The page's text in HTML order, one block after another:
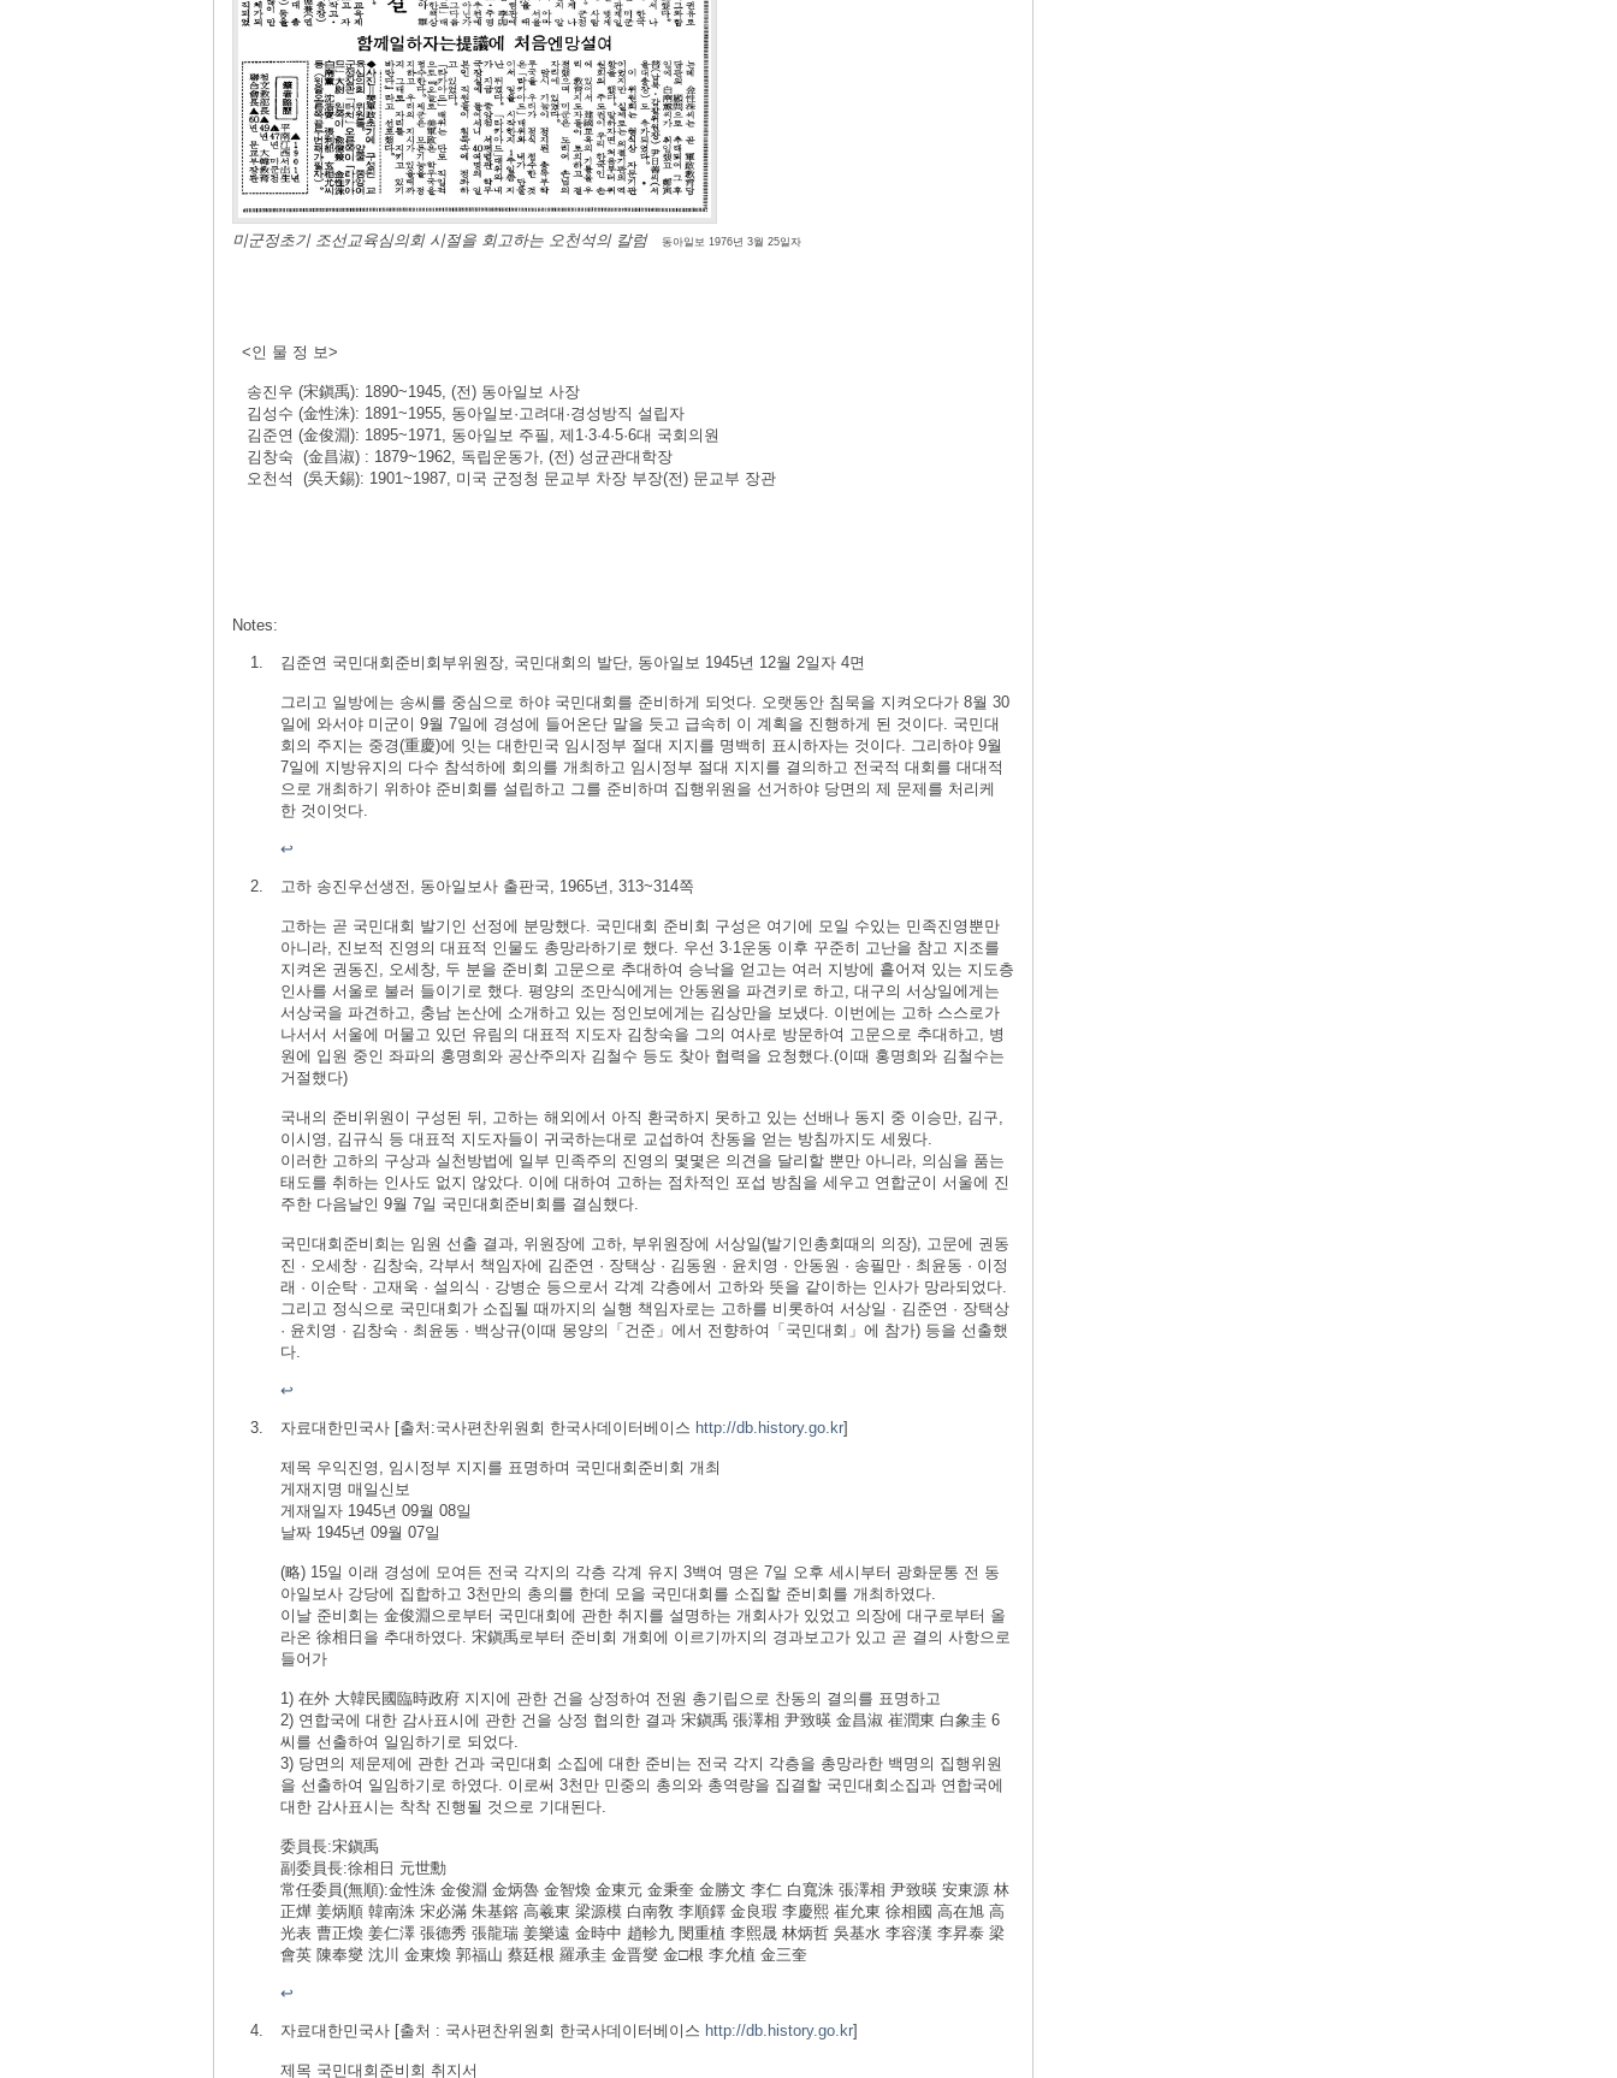
미군정초기 조선교육심의회 시절을 회고하는 오천석의 칼럼 동아일보 1976년 3월 25일자
<인 물 정 보>
송진우 (宋鎭禹): 1890~1945, (전) 동아일보 사장
김성수 (金性洙): 1891~1955, 동아일보·고려대·경성방직 설립자
김준연 (金俊淵): 1895~1971, 동아일보 주필, 제1·3·4·5·6대 국회의원
김창숙 (金昌淑) : 1879~1962, 독립운동가, (전) 성균관대학장
오천석 (吳天錫): 1901~1987, 미국 군정청 문교부 차장 부장(전) 문교부 장관
Notes:
김준연 국민대회준비회부위원장, 국민대회의 발단, 동아일보 1945년 12월 2일자 4면
그리고 일방에는 송씨를 중심으로 하야 국민대회를 준비하게 되엇다. 오랫동안 침묵을 지켜오다가 8월 30
일에 와서야 미군이 9월 7일에 경성에 들어온단 말을 듯고 급속히 이 계획을 진행하게 된 것이다. 국민대
회의 주지는 중경(重慶)에 잇는 대한민국 임시정부 절대 지지를 명백히 표시하자는 것이다. 그리하야 9월
7일에 지방유지의 다수 참석하에 회의를 개최하고 임시정부 절대 지지를 결의하고 전국적 대회를 대대적
으로 개최하기 위하야 준비회를 설립하고 그를 준비하며 집행위원을 선거하야 당면의 제 문제를 처리케
한 것이엇다.
↩
고하 송진우선생전, 동아일보사 출판국, 1965년, 313~314쪽
고하는 곧 국민대회 발기인 선정에 분망했다. 국민대회 준비회 구성은 여기에 모일 수있는 민족진영뿐만
아니라, 진보적 진영의 대표적 인물도 총망라하기로 했다. 우선 3·1운동 이후 꾸준히 고난을 참고 지조를
지켜온 권동진, 오세창, 두 분을 준비회 고문으로 추대하여 승낙을 얻고는 여러 지방에 흩어져 있는 지도층
인사를 서울로 불러 들이기로 했다. 평양의 조만식에게는 안동원을 파견키로 하고, 대구의 서상일에게는
서상국을 파견하고, 충남 논산에 소개하고 있는 정인보에게는 김상만을 보냈다. 이번에는 고하 스스로가
나서서 서울에 머물고 있던 유림의 대표적 지도자 김창숙을 그의 여사로 방문하여 고문으로 추대하고, 병
원에 입원 중인 좌파의 홍명희와 공산주의자 김철수 등도 찾아 협력을 요청했다.(이때 홍명희와 김철수는
거절했다)
국내의 준비위원이 구성된 뒤, 고하는 해외에서 아직 환국하지 못하고 있는 선배나 동지 중 이승만, 김구,
이시영, 김규식 등 대표적 지도자들이 귀국하는대로 교섭하여 찬동을 얻는 방침까지도 세웠다.
이러한 고하의 구상과 실천방법에 일부 민족주의 진영의 몇몇은 의견을 달리할 뿐만 아니라, 의심을 품는
태도를 취하는 인사도 없지 않았다. 이에 대하여 고하는 점차적인 포섭 방침을 세우고 연합군이 서울에 진
주한 다음날인 9월 7일 국민대회준비회를 결심했다.
국민대회준비회는 임원 선출 결과, 위원장에 고하, 부위원장에 서상일(발기인총회때의 의장), 고문에 권동
진 · 오세창 · 김창숙, 각부서 책임자에 김준연 · 장택상 · 김동원 · 윤치영 · 안동원 · 송필만 · 최윤동 · 이정
래 · 이순탁 · 고재욱 · 설의식 · 강병순 등으로서 각계 각층에서 고하와 뜻을 같이하는 인사가 망라되었다.
그리고 정식으로 국민대회가 소집될 때까지의 실행 책임자로는 고하를 비롯하여 서상일 · 김준연 · 장택상
· 윤치영 · 김창숙 · 최윤동 · 백상규(이때 몽양의「건준」에서 전향하여「국민대회」에 참가) 등을 선출했
다.
↩
자료대한민국사 [출처:국사편찬위원회 한국사데이터베이스 http://db.history.go.kr]
제목 우익진영, 임시정부 지지를 표명하며 국민대회준비회 개최
게재지명 매일신보
게재일자 1945년 09월 08일
날짜 1945년 09월 07일
(略) 15일 이래 경성에 모여든 전국 각지의 각층 각계 유지 3백여 명은 7일 오후 세시부터 광화문통 전 동
아일보사 강당에 집합하고 3천만의 총의를 한데 모을 국민대회를 소집할 준비회를 개최하였다.
이날 준비회는 金俊淵으로부터 국민대회에 관한 취지를 설명하는 개회사가 있었고 의장에 대구로부터 올
라온 徐相日을 추대하였다. 宋鎭禹로부터 준비회 개회에 이르기까지의 경과보고가 있고 곧 결의 사항으로
들어가
1) 在外 大韓民國臨時政府 지지에 관한 건을 상정하여 전원 총기립으로 찬동의 결의를 표명하고
2) 연합국에 대한 감사표시에 관한 건을 상정 협의한 결과 宋鎭禹 張澤相 尹致暎 金昌淑 崔潤東 白象圭 6
씨를 선출하여 일임하기로 되었다.
3) 당면의 제문제에 관한 건과 국민대회 소집에 대한 준비는 전국 각지 각층을 총망라한 백명의 집행위원
을 선출하여 일임하기로 하였다. 이로써 3천만 민중의 총의와 총역량을 집결할 국민대회소집과 연합국에
대한 감사표시는 착착 진행될 것으로 기대된다.
委員長:宋鎭禹
副委員長:徐相日 元世勳
常任委員(無順):金性洙 金俊淵 金炳魯 金智煥 金東元 金秉奎 金勝文 李仁 白寬洙 張澤相 尹致暎 安東源 林
正燁 姜炳順 韓南洙 宋必滿 朱基鎔 高羲東 梁源模 白南敎 李順鐸 金良瑕 李慶熙 崔允東 徐相國 高在旭 高
光表 曹正煥 姜仁澤 張德秀 張龍瑞 姜樂遠 金時中 趙軫九 閔重植 李熙晟 林炳哲 吳基水 李容漢 李昇泰 梁
會英 陳奉燮 沈川 金東煥 郭福山 蔡廷根 羅承圭 金晋燮 金□根 李允植 金三奎
↩
자료대한민국사 [출처 : 국사편찬위원회 한국사데이터베이스 http://db.history.go.kr]
제목 국민대회준비회 취지서